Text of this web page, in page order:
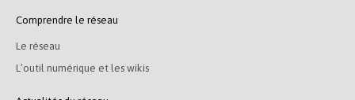
Comprendre le réseau
Le réseau
L’outil numérique et les wikis